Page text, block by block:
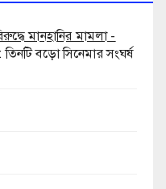
মানহানির মামলা -
বড়ো সিনেমার সংঘর্ষ